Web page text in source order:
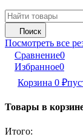
Поиск
Посмотреть все
Сравнение0
Избранное0
Корзина 0 ₽
Товары в
Итого: